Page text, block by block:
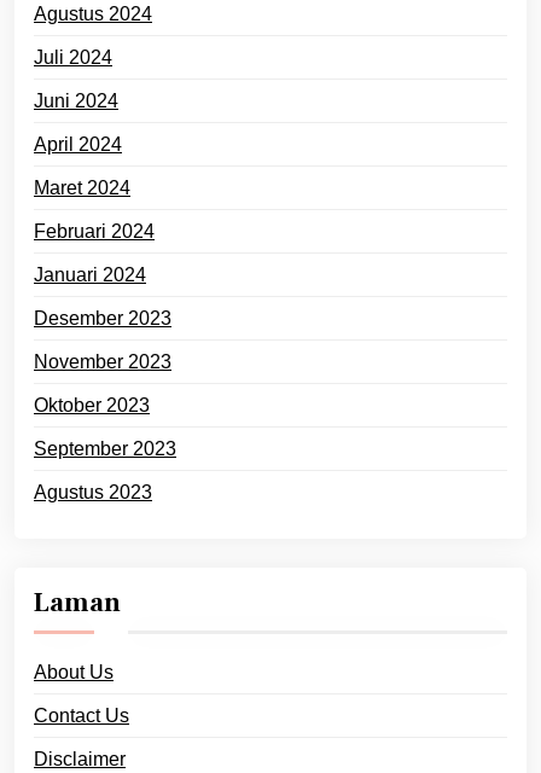
Agustus 2024
Juli 2024
Juni 2024
April 2024
Maret 2024
Februari 2024
Januari 2024
Desember 2023
November 2023
Oktober 2023
September 2023
Agustus 2023
Laman
About Us
Contact Us
Disclaimer